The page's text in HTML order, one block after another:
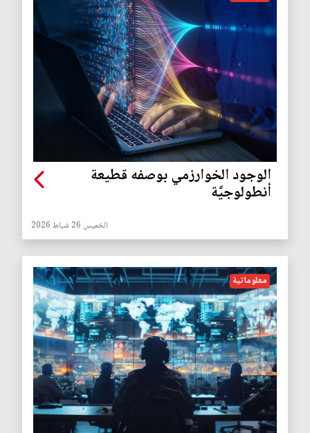
الوجود الخوارزمي بوصفه قطيعة
أنطولوجيَّة
الخميس 26 شباط 2026
معلوماتية